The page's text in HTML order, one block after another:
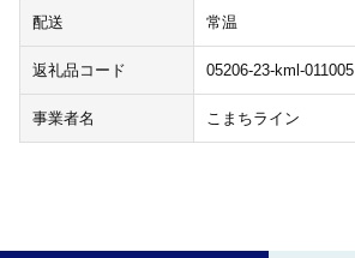
配送 常温
返礼品コード 05206-23-kml-011005
事業者名 こまちライン